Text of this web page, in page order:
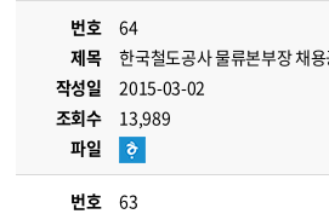
번호
64
제목
한국철도공사 물류본부장 채
작성일
2015-03-02
조회수
13,989
파일
번호
63